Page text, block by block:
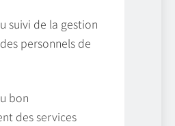
suivi de la gestion
personnels de
bon
des services